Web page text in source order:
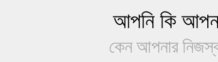
আপনি কি
কেন আপনার নিজস্ব